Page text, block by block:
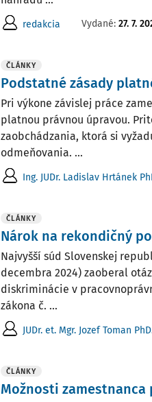
redakcia Vydané: 27. 7.
ČLÁNKY
Podstatné zásady
Pri výkone závislej práce
platnou právnou úpravou.
zaobchádzania, ktorá si
odmeňovania. ...
Ing. JUDr. Ladislav Hrtánek
ČLÁNKY
Nárok na rekondičný
Najvyšší súd Slovenskej
decembra 2024) zaoberal
diskriminácie v
zákona č. ...
JUDr. et. Mgr. Jozef Toman
ČLÁNKY
Možnosti